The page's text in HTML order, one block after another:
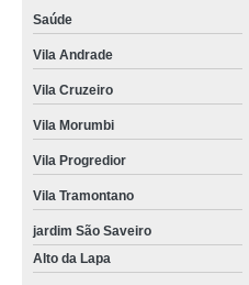
Saúde
Vila Andrade
Vila Cruzeiro
Vila Morumbi
Vila Progredior
Vila Tramontano
jardim São Saveiro
Alto da Lapa